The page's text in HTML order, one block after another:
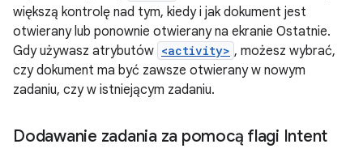
większą kontrolę nad tym, kiedy i jak dokument jest
otwierany lub ponownie otwierany na ekranie Ostatnie.
Gdy używasz atrybutów <activity> , możesz wybrać,
czy dokument ma być zawsze otwierany w nowym
zadaniu, czy w istniejącym zadaniu.
Dodawanie zadania za pomocą flagi Intent